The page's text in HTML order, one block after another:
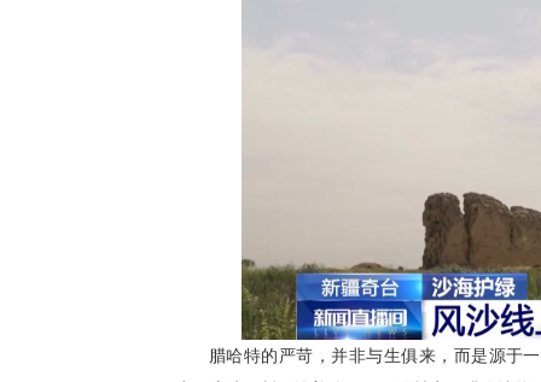
腊哈特的严苛，并非与生俱来，而是源于